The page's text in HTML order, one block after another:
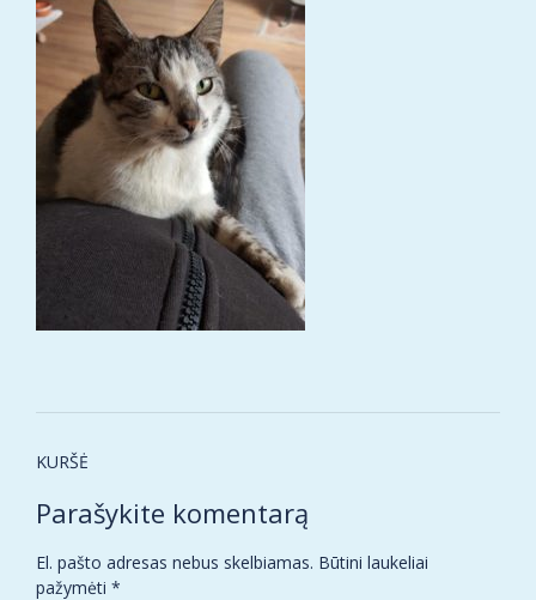
Post
KURŠĖ
Parašykite komentarą
El. pašto adresas nebus skelbiamas. Būtini laukeliai
pažymėti *